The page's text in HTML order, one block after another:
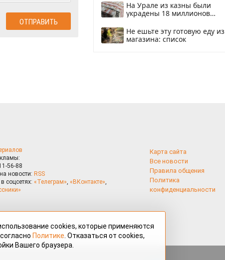
На Урале из казны были
украдены 18 миллионов
Не ешьте эту готовую еду из
магазина: список
56-88
новости: RSS
соцсетях: «Телеграм», «ВКонтакте»,
Карта сайта
Все новости
Правила общения
Политика
конфиденциальности
cookies, которые применяются
Политике . Отказаться от cookies,
Вашего браузера.